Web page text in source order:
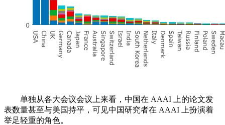
单独从各大会议会议上来看，中国在 AAAI 上的论文发
表数量甚至与美国持平，可见中国研究者在 AAAI 上扮演着
举足轻重的角色。